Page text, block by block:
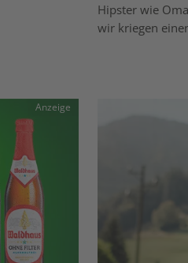
Hipster wie
wir kriegen
Anzeige